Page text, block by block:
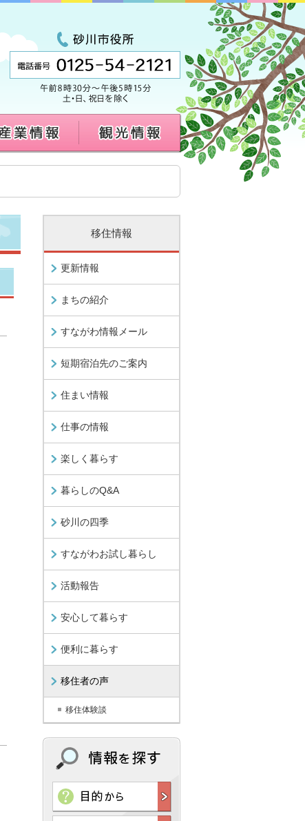
移住情報
更新情報
まちの紹介
すながわ情報メール
短期宿泊先のご案内
住まい情報
仕事の情報
楽しく暮らす
暮らしのQ&A
砂川の四季
すながわお試し暮らし
活動報告
安心して暮らす
便利に暮らす
移住者の声
移住体験談